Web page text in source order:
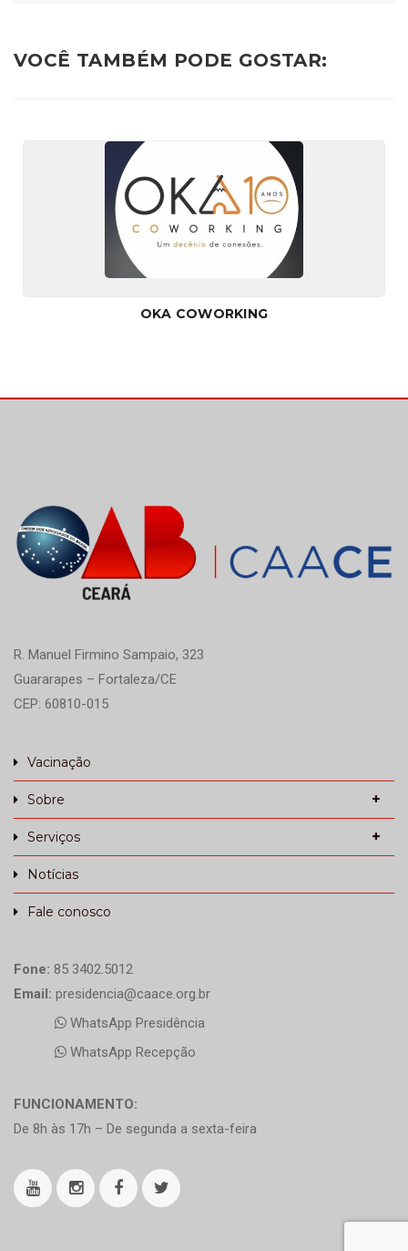
VOCÊ TAMBÉM PODE GOSTAR:
OKA COWORKING
R. Manuel Firmino Sampaio, 323
Guararapes – Fortaleza/CE
CEP: 60810-015
Vacinação
Sobre
Serviços
Notícias
Fale conosco
Fone: 85 3402.5012
Email: presidencia@caace.org.br
WhatsApp Presidência
WhatsApp Recepção
FUNCIONAMENTO:
De 8h às 17h – De segunda a sexta-feira